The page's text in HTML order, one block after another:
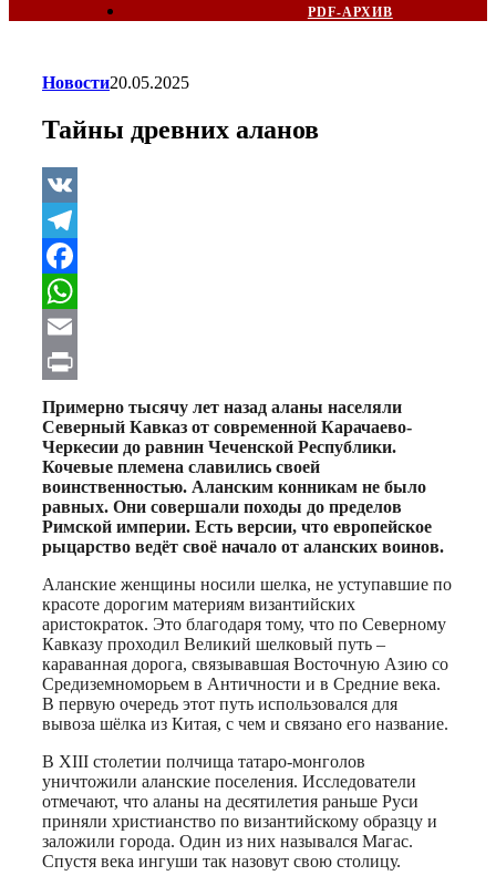
PDF-АРХИВ
Новости20.05.2025
Тайны древних аланов
VK
Telegram
Facebook
WhatsApp
Email
Print
Примерно тысячу лет назад аланы населяли
Северный Кавказ от современной Карачаево-
Черкесии до равнин Чеченской Республики.
Кочевые племена славились своей
воинственностью. Аланским конникам не было
равных. Они совершали походы до пределов
Римской империи. Есть версии, что европейское
рыцарство ведёт своё начало от аланских воинов.
Аланские женщины носили шелка, не уступавшие по
красоте дорогим материям византийских
аристократок. Это благодаря тому, что по Северному
Кавказу проходил Великий шелковый путь –
караванная дорога, связывавшая Восточную Азию со
Средиземноморьем в Античности и в Средние века.
В первую очередь этот путь использовался для
вывоза шёлка из Китая, с чем и связано его название.
В XIII столетии полчища татаро-монголов
уничтожили аланские поселения. Исследователи
отмечают, что аланы на десятилетия раньше Руси
приняли христианство по византийскому образцу и
заложили города. Один из них назывался Магас.
Спустя века ингуши так назовут свою столицу.